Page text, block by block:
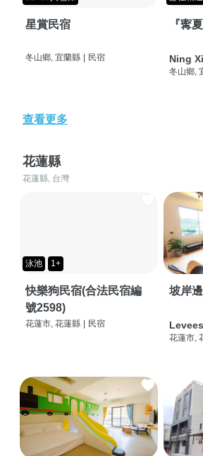
星賞民宿
冬山鄉, 宜蘭縣 民宿
『寗
Ning
冬山鄉,
查看更多
花蓮縣
花蓮縣, 台灣
泳池 1+
快樂狗民宿(合法民宿編
號2598)
花蓮市, 花蓮縣 民宿
坡岸
花蓮市,